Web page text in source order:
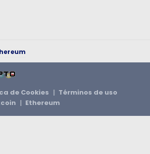
de Cookies
Términos de uso
Ethereum